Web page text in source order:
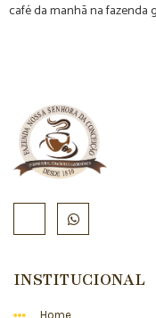
café da manhã na fazenda
INSTITUCIONAL
Home